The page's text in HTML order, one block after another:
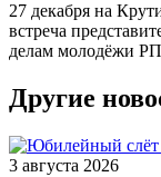
27 декабря на
встреча
делам молодёжи
Другие
3 августа 2026